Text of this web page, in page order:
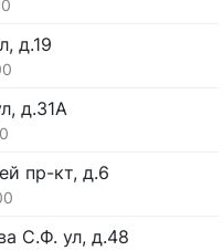
д.19
д.31А
пр-кт, д.6
С.Ф. ул, д.48